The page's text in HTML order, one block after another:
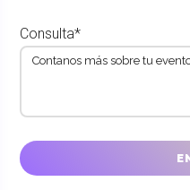
Consulta*